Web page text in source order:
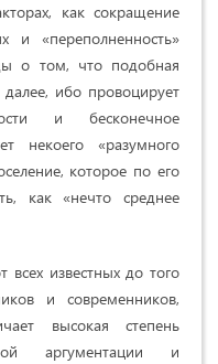
как сокращение
и «переполненность»
о том, что подобная
ибо провоцирует
и бесконечное
некоего «разумного
которое по его
как «нечто среднее
всех известных до того
и современников,
высокая степень
аргументации и